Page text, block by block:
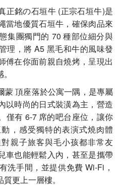
正銘の石垣牛 (正宗石垣牛)是
當地優質石垣牛，確保肉品來
集團獨門的 70 種部位細分與
理，將 A5 黑毛和牛的風味發
傅在你面前親自燒烤，呈現出
蒙 頂座落於公寓一隅，是專屬
以時尚的日式裝潢為主，營造
僅有 6-7 席的吧台座位，讓你
，感受獨特的表演式燒肉體
親子旅客與毛小孩都非常友
車也能輕鬆入內，甚至是攜帶
洗手間，並提供免費 Wi-Fi，
更上一層樓。